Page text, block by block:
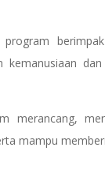
kemanusiaan
merancang,
mampu